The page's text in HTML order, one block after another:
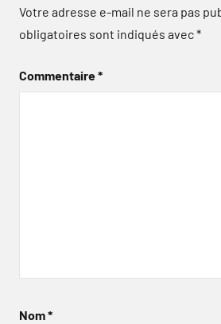
Votre adresse e-mail ne sera pas
obligatoires sont indiqués avec*
Commentaire*
Nom*